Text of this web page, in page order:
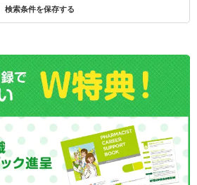
検索条件を保存する